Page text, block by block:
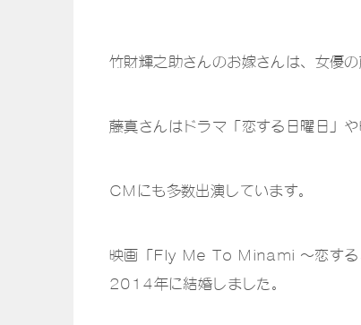
竹財輝之助さんのお嫁さんは、女優の
藤真さんはドラマ「恋する日曜日」
CMにも多数出演しています。
映画「Fly Me To Minami ～恋する
2014年に結婚しました。